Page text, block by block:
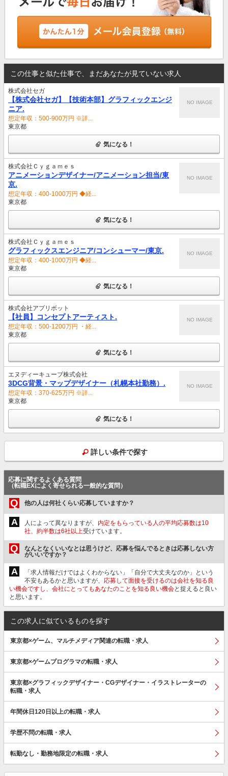
この仕事と似た仕事で、まだあなたが見ていない求人
株式会社セガ
【株式会社セガ】【技術本部】グラフィックエンジ
ニア.
想定年収：500-900万円 ※詳...
東京都
NO IMAGE
気になる！
株式会社Ｃｙｇａｍｅｓ
アニメーションデザイナー/アニメーション担当/東
京.
想定年収：400-1000万円 ◆経...
東京都
NO IMAGE
気になる！
株式会社Ｃｙｇａｍｅｓ
グラフィックスエンジニア/コンシューマー/東京.
想定年収：400-1000万円 ◆経...
東京都
NO IMAGE
気になる！
株式会社アプリボット
【社員】コンセプトアーティスト.
想定年収：500-1200万円 ・経...
東京都
NO IMAGE
気になる！
エヌディーキューブ株式会社
3DCG背景・マップデザイナー（札幌本社勤務）.
想定年収：370-625万円 ※詳...
東京都
NO IMAGE
気になる！
詳しい条件で探す
応募に関するよくある質問
（転職EXによく寄せられる一般的な質問）
Q 他の人は何社くらい応募していますか？
A 人によって異なりますが、 内定をもらっている人の平均応募数は10
社、約半数は6社以上受けています。
Q
なんとなくいいなとは思うけど、応募を悩んでるときは応募しない方
がいいですか？
A
「求人情報だけではよくわからない」「自分で大丈夫なのか」という
不安もあるかと思いますが、 応募して面接を受けるのは会社を知る良
い機会ですし、会社にとってもあなたのことを知る良い機会と捉えると良い
と思います。
この求人に似ているものを探す
東京都×ゲーム、マルチメディア関連の転職・求人
東京都×ゲームプログラマの転職・求人
東京都×グラフィックデザイナー・CGデザイナー・イラストレーターの
転職・求人
年間休日120日以上の転職・求人
学歴不問の転職・求人
転勤なし・勤務地限定の転職・求人